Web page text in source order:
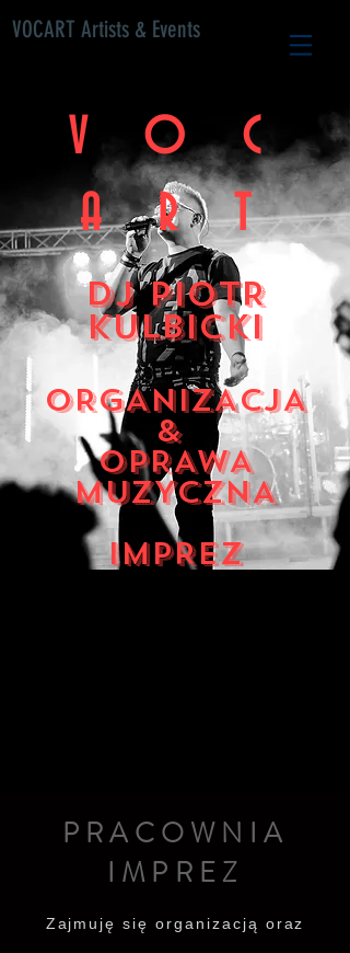
VOCART Artists & Events
V O C
A R T
DJ PIOTR
KULBICKI
ORGANIZACJA
&
OPRAWA
MUZYCZNA
IMPREZ
PRACOWNIA
IMPREZ
Zajmuję się organizacją oraz